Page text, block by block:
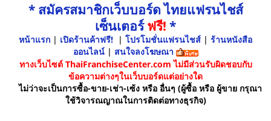
* สมัครสมาชิกเว็บบอร์ด ไทยแฟรนไชส์
เซ็นเตอร์ฟรี! *
หน้าแรก | เปิดร้านค้าฟรี! | โปรโมชั่นแฟรนไชส์ | ร้านหนังสือ
ออนไลน์ | สนใจลงโฆษณา
ทางเว็บไซต์ ThaiFranchiseCenter.com ไม่มีส่วนรับผิดชอบกับ
ข้อความต่างๆในเว็บบอร์ดแต่อย่างใด
ไม่ว่าจะเป็นการซื้อ-ขาย-เช่า-เซ้ง หรือ อื่นๆ (ผู้ซื้อ หรือ ผู้ขาย กรุณา
ใช้วิจารณญาณในการติดต่อทางธุรกิจ)